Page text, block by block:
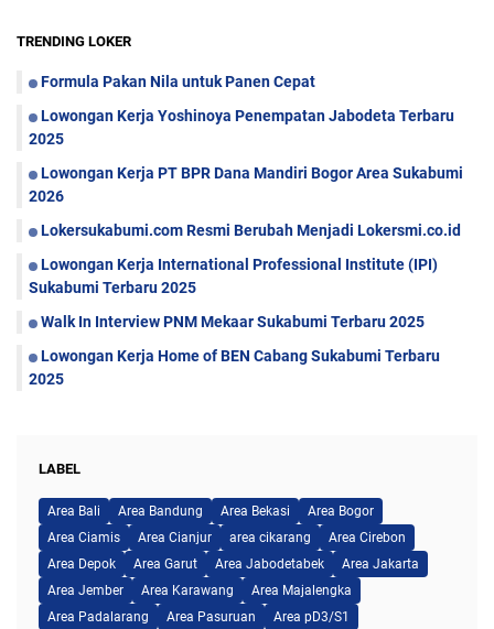
TRENDING LOKER
Formula Pakan Nila untuk Panen Cepat
Lowongan Kerja Yoshinoya Penempatan Jabodeta Terbaru
2025
Lowongan Kerja PT BPR Dana Mandiri Bogor Area Sukabumi
2026
Lokersukabumi.com Resmi Berubah Menjadi Lokersmi.co.id
Lowongan Kerja International Professional Institute (IPI)
Sukabumi Terbaru 2025
Walk In Interview PNM Mekaar Sukabumi Terbaru 2025
Lowongan Kerja Home of BEN Cabang Sukabumi Terbaru
2025
LABEL
Area Bali Area Bandung Area Bekasi
Area Bogor
Area Ciamis
Area Cianjur area cikarang
Area Cirebon
Area Depok
Area Garut Area Jabodetabek
Area Jakarta
Area Jember
Area Karawang
Area Majalengka
Area Padalarang
Area Pasuruan
Area pD3/S1